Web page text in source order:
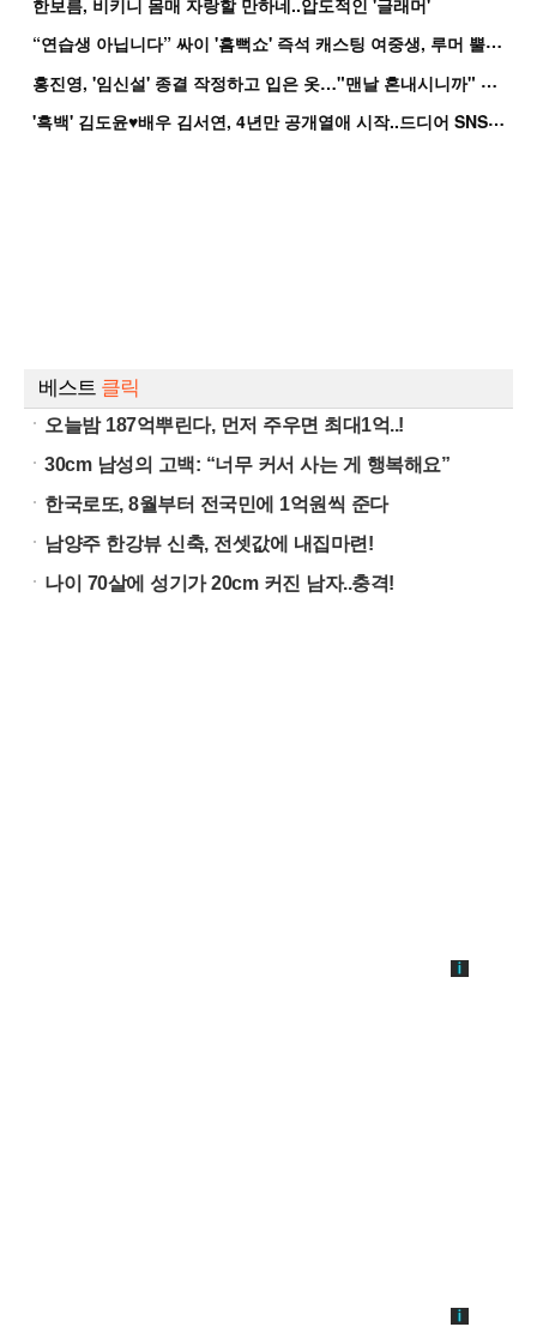
한보름, 비키니 몸매 자랑할 만하네..압도적인 '글래머'
“
연습생 아닙니다” 싸이 '흠뻑쇼' 즉석 캐스팅 여중생, 루머 뿔났다[Oh!쎈 이...
홍
진영, '임신설' 종결 작정하고 입은 옷…"맨날 혼내시니까" 억울
'
흑백' 김도윤♥배우 김서연, 4년만 공개열애 시작..드디어 SNS에 노출 [핫피...